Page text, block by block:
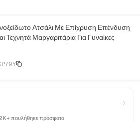
Ατσάλι Με Επίχρυση Επένδυση
Τεχνητά Μαργαριτάρια Για Γυναίκες
πουλήθηκε πρόσφατα